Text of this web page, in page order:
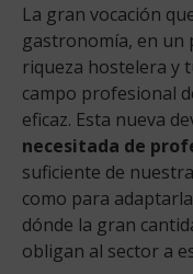
La gran vocación
gastronomía, en un
riqueza hostelera y
campo profesional
eficaz. Esta nueva
necesitada de
suficiente de
como para
dónde la gran
obligan al sector a